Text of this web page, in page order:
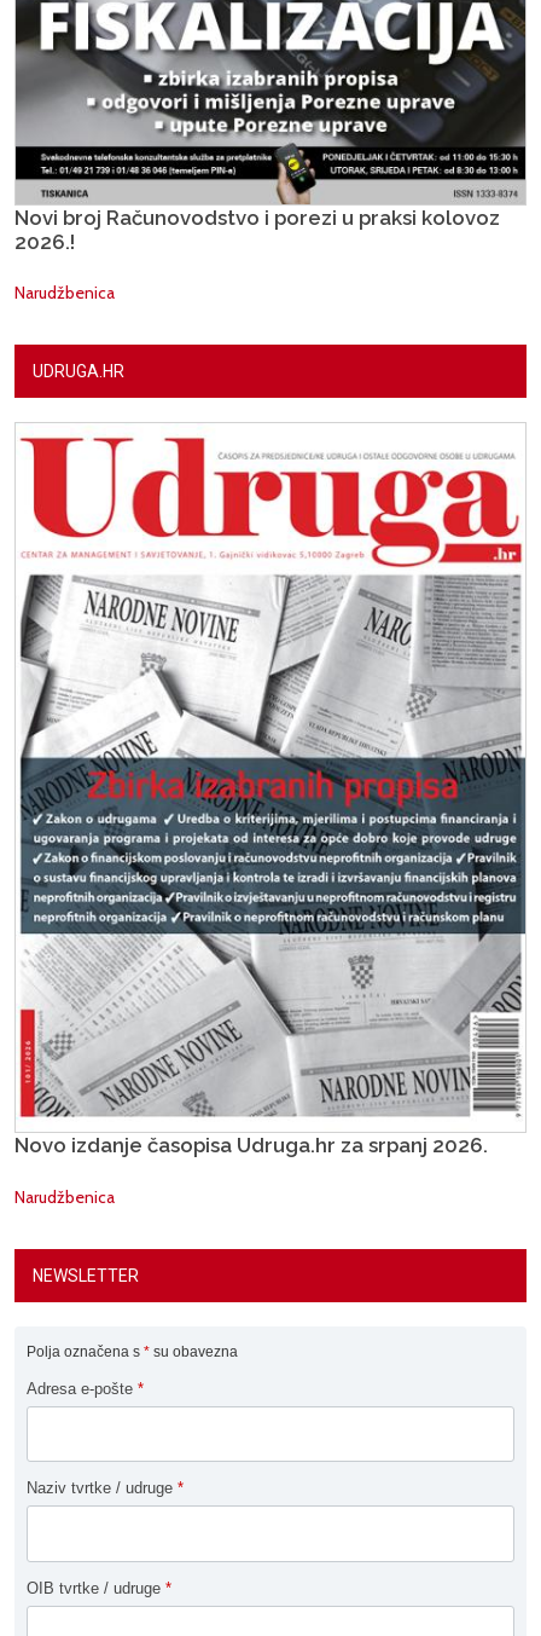
Novi broj Računovodstvo i porezi u praksi kolovoz
2026.!
Narudžbenica
UDRUGA.HR
Novo izdanje časopisa Udruga.hr za srpanj 2026.
Narudžbenica
NEWSLETTER
Polja označena s * su obavezna
Adresa e-pošte *
Naziv tvrtke / udruge *
OIB tvrtke / udruge *